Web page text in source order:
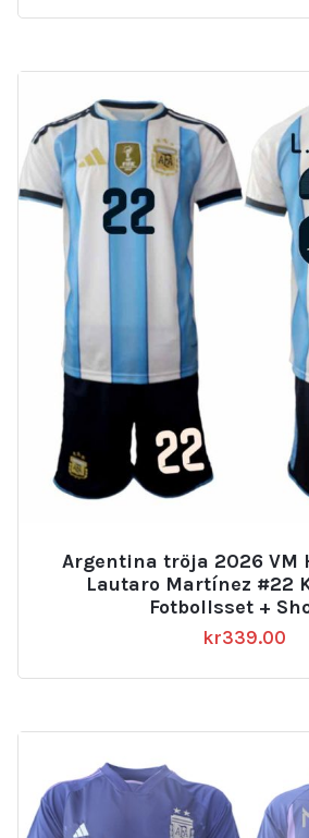
Argentina tröja 2026 VM
Lautaro Martínez #22
Fotbollsset +
kr339.00